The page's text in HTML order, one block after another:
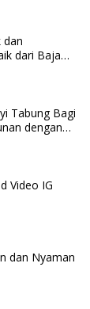
dan
dari Baja
Tabung Bagi
dengan
Video IG
dan Nyaman